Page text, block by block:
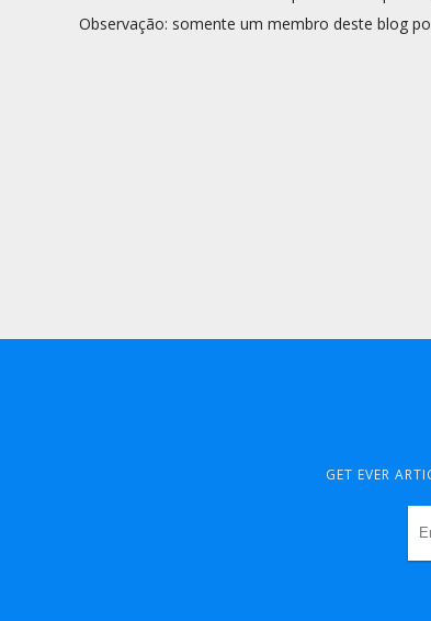
Observação: somente um membro deste blog
GET EVER